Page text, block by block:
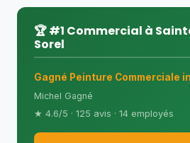
🏆 #1 Commercial à
Sorel
Gagné Peinture Commerciale
Michel Gagné
★ 4.6/5 · 125 avis · 14 employés